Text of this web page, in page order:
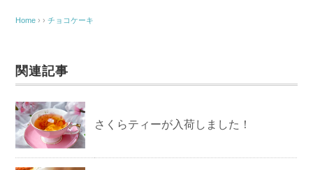
Home › ›チョコケーキ
関連記事
さくらティーが入荷しました！